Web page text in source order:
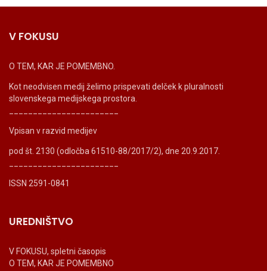
V FOKUSU
O TEM, KAR JE POMEMBNO.
Kot neodvisen medij želimo prispevati delček k pluralnosti
slovenskega medijskega prostora.
Vpisan v razvid medijev
pod št. 2130 (odločba 61510-88/2017/2), dne 20.9.2017.
ISSN 2591-0841
UREDNIŠTVO
V FOKUSU, spletni časopis
O TEM, KAR JE POMEMBNO